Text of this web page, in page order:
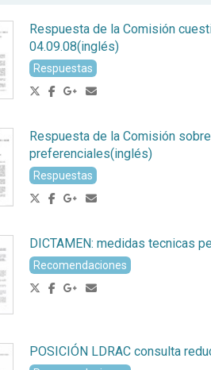
Respuesta de la Comisión
04.09.08(inglés)
Respuestas
Respuesta de la Comisión
preferenciales(inglés)
Respuestas
DICTAMEN: medidas tecnicas
Recomendaciones
POSICIÓN LDRAC consulta